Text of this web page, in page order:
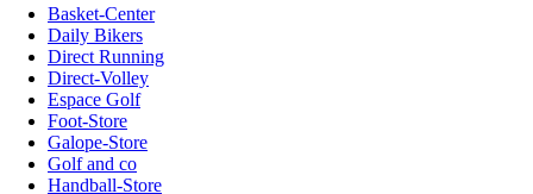
Basket-Center
Daily Bikers
Direct Running
Direct-Volley
Espace Golf
Foot-Store
Galope-Store
Golf and co
Handball-Store